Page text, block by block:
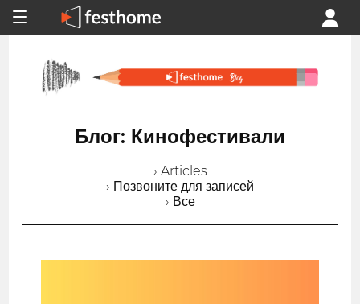
Блог: Кинофестивали
› Articles
› Позвоните для записей
› Все